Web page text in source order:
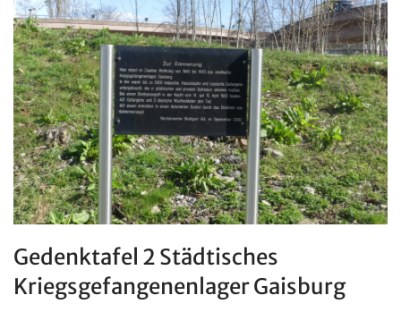
Gedenktafel 2 Städtisches
Kriegsgefangenenlager Gaisburg